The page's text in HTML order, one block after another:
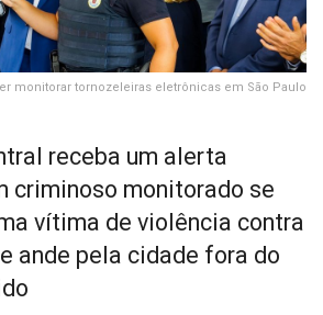
monitorar tornozeleiras eletrônicas em São Paulo
receba um alerta
criminoso monitorado se
vítima de violência contra
ande pela cidade fora do